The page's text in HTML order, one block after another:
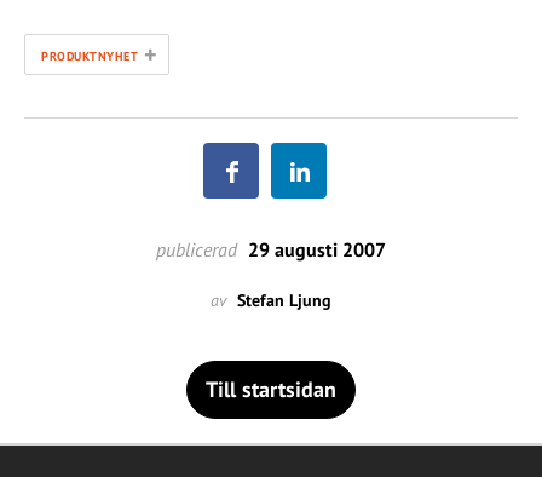
PRODUKTNYHET +
publicerad 29 augusti 2007
av Stefan Ljung
Till startsidan